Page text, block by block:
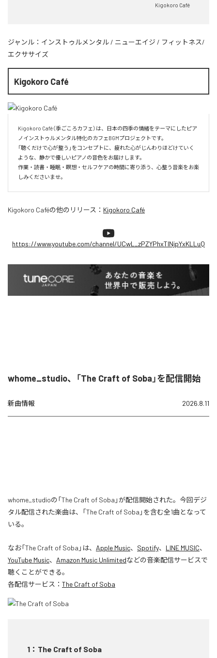
Kigokoro Café
ジャンル： インストゥルメンタル / ニューエイジ / フィットネス/
エクササイズ
Kigokoro Café
Kigokoro Café（季ごころカフェ）は、日本の四季の情緒をテーマにしたピア
ノインストゥルメンタル特化のカフェBGMプロジェクトです。
「聴くだけで心が整う」をコンセプトに、疲れた心がじんわりほどけていく
ような、静かで優しいピアノの音色をお届けします。
作業・読書・睡眠・瞑想・セルフケアの時間に寄り添う、心整う音楽をお楽
しみくださいませ。
Kigokoro Caféの他のリリース： Kigokoro Café
https://www.youtube.com/channel/UCwL_zPZYPhxTlNjpYxKLLuQ
whome_studio、「The Craft of Soba」を配信開始
新曲情報 2026.8.11
whome_studioの「The Craft of Soba」が配信開始された。今回デジ
タル配信された楽曲は、「The Craft of Soba」を含む全1曲となって
いる。
なお「The Craft of Soba 」は、 Apple Music、 Spotify、 LINE MUSIC、
YouTube Music、 Amazon Music Unlimitedなどの音楽配信サービスで
聴くことができる。
各配信サービス： The Craft of Soba
1 ： The Craft of Soba